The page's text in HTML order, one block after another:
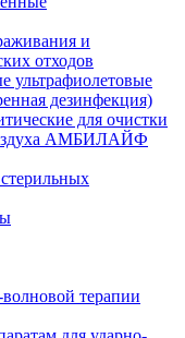
и
отходов
ультрафиолетовые
дезинфекция)
для очистки
АМБИЛАЙФ
терапии